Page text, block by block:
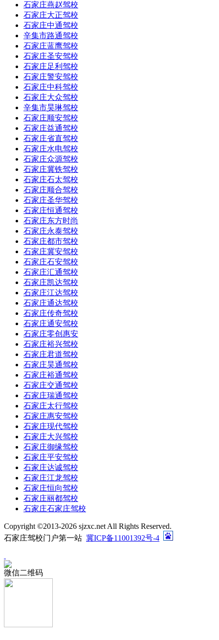
石家庄燕赵驾校
石家庄大正驾校
石家庄中通驾校
辛集市路通驾校
石家庄蓝鹰驾校
石家庄圣安驾校
石家庄足利驾校
石家庄警安驾校
石家庄中科驾校
石家庄大众驾校
辛集市昊琳驾校
石家庄顺安驾校
石家庄益通驾校
石家庄省直驾校
石家庄水电驾校
石家庄众源驾校
石家庄冀铁驾校
石家庄石太驾校
石家庄顺合驾校
石家庄圣华驾校
石家庄恒通驾校
石家庄东方时尚
石家庄永泰驾校
石家庄都市驾校
石家庄冀安驾校
石家庄石安驾校
石家庄汇通驾校
石家庄凯达驾校
石家庄江达驾校
石家庄通达驾校
石家庄传奇驾校
石家庄通安驾校
石家庄零创惠安
石家庄裕兴驾校
石家庄君道驾校
石家庄昊通驾校
石家庄裕通驾校
石家庄交通驾校
石家庄瑞通驾校
石家庄太行驾校
石家庄惠安驾校
石家庄现代驾校
石家庄大兴驾校
石家庄御缘驾校
石家庄平安驾校
石家庄达诚驾校
石家庄江龙驾校
石家庄恒向驾校
石家庄丽都驾校
石家庄石家庄驾校
Copyright ©2013-2026 sjzxc.net All Rights Reserved.
石家庄驾校门户第一站 冀ICP备11001392号-4
微信二维码